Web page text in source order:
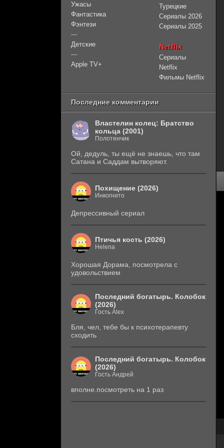
Ужасы
Фантастика
Фэнтези
—
Детские
—
Apple TV+
Турецкие
Сериалы 2026
Сериалы 2025
Netflix
Сериалы
Netflix
Фильмы Netflix
Последние комментарии
Властелин колец: Братство
кольца (2001)
Полотенчик
Ой, дедуль, ты ещё не знаешь, что там
Сатана и Саддам вытворяют.
Похищение (2026)
Инкогнито
Депрессивный сериал
Птичья кость (2026)
Helena
Хорошая Дорама, посмотрела с
удовольствием
Последний богатырь. Колобок
(2026)
Гость Alex
Бля, чел, тебе бы к психотерапевту
сходить
Последний богатырь. Колобок
(2026)
Гость Андрей
вполне.посмотреть на 1 раз